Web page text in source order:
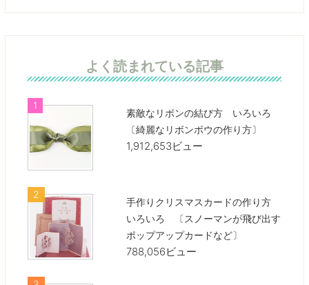
よく読まれている記事
素敵なリボンの結び方 いろいろ
〔綺麗なリボンボウの作り方〕
1,912,653ビュー
手作りクリスマスカードの作り方
いろいろ 〔スノーマンが飛び出す
ポップアップカードなど〕
788,056ビュー